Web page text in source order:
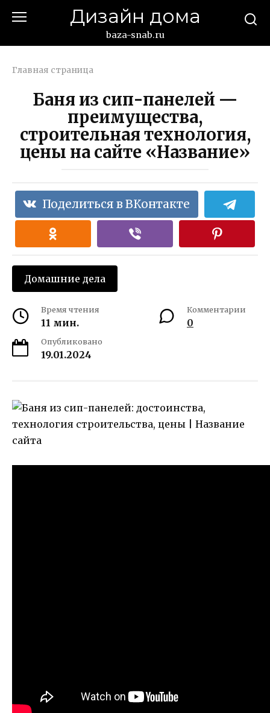
Дизайн дома
baza-snab.ru
Главная страница
Баня из сип-панелей —
преимущества,
строительная технология,
цены на сайте «Название»
Поделиться в ВКонтакте
Домашние дела
Время чтения
11 мин.
Комментарии
0
Опубликовано
19.01.2024